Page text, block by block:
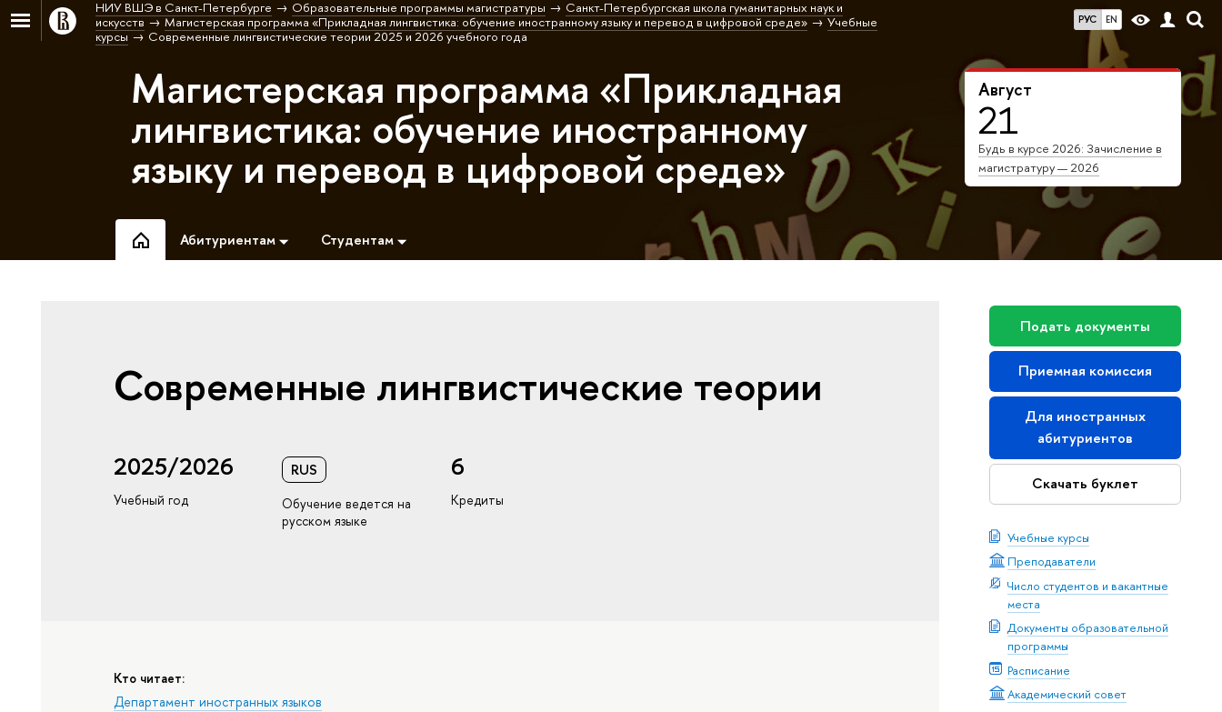
РУС EN
НИУ ВШЭ в Санкт-Петербурге Образовательные программы магистратуры
Санкт-Петербургская школа гуманитарных наук и
искусств
Магистерская программа «Прикладная лингвистика: обучение иностранному языку и перевод в цифровой среде»
Учебные
курсы
Современные лингвистические теории 2025 и 2026 учебного года
Август
21
Будь в курсе 2026: Зачисление в
магистратуру — 2026
Магистерская программа «Прикладная
лингвистика: обучение иностранному
языку и перевод в цифровой среде»
Абитуриентам Студентам
Подать документы
Приемная комиссия
Для иностранных
абитуриентов
Скачать буклет
Учебные курсы
Преподаватели
Число студентов и вакантные
места
Документы образовательной
программы
Расписание
Академический совет
Современные лингвистические теории
2025/2026
Учебный год
RUS
Обучение ведется на
русском языке
6
Кредиты
Кто читает:
Департамент иностранных языков